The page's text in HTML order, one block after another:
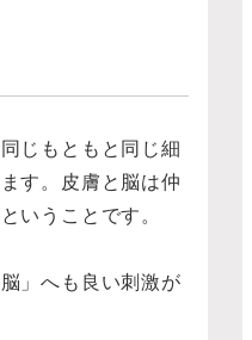
じもともと同じ細
す。皮膚と脳は仲
いうことです。
」へも良い刺激が